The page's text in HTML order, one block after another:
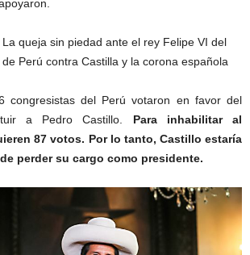
congresistas del Perú votaron en favor del
a Pedro Castillo. Para inhabilitar al
87 votos. Por lo tanto, Castillo estaría
perder su cargo como presidente.